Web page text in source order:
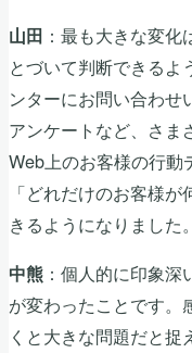
山田 ：最も大きな変
とづいて判断できるよ
ンターにお問い合わ
アンケートなど、さま
Web上のお客様の行動
「どれだけのお客様
きるようになりました。
中熊 ：個人的に印象
が変わったことです。
くと大きな問題だと